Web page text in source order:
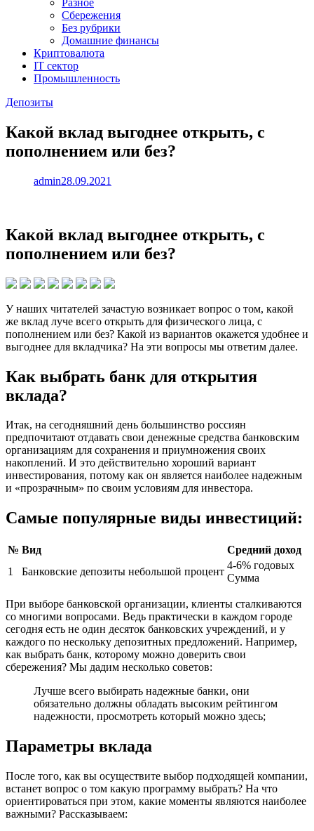
Разное
Сбережения
Без рубрики
Домашние финансы
Криптовалюта
IT сектор
Промышленность
Депозиты
Какой вклад выгоднее открыть, с
пополнением или без?
admin28.09.2021
Какой вклад выгоднее открыть, с
пополнением или без?
У наших читателей зачастую возникает вопрос о том, какой
же вклад луче всего открыть для физического лица, с
пополнением или без? Какой из вариантов окажется удобнее и
выгоднее для вкладчика? На эти вопросы мы ответим далее.
Как выбрать банк для открытия
вклада?
Итак, на сегодняшний день большинство россиян
предпочитают отдавать свои денежные средства банковским
организациям для сохранения и приумножения своих
накоплений. И это действительно хороший вариант
инвестирования, потому как он является наиболее надежным
и «прозрачным» по своим условиям для инвестора.
Самые популярные виды инвестиций:
№ Вид
Средний доход
1
Банковские депозиты небольшой процент
4-6% годовых
Сумма
При выборе банковской организации, клиенты сталкиваются
со многими вопросами. Ведь практически в каждом городе
сегодня есть не один десяток банковских учреждений, и у
каждого по нескольку депозитных предложений. Например,
как выбрать банк, которому можно доверить свои
сбережения? Мы дадим несколько советов:
Лучше всего выбирать надежные банки, они
обязательно должны обладать высоким рейтингом
надежности, просмотреть который можно здесь;
Параметры вклада
После того, как вы осуществите выбор подходящей компании,
встанет вопрос о том какую программу выбрать? На что
ориентироваться при этом, какие моменты являются наиболее
важными? Рассказываем: